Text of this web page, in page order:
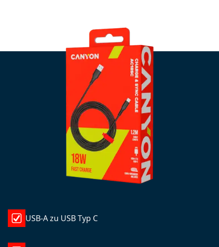
USB-A zu USB Typ C